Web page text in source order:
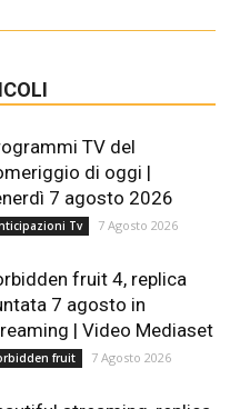
TV del
di oggi |
7 agosto 2026
Tv 7 Agosto 2026
fruit 4, replica
7 agosto in
| Video Mediaset
fruit 7 Agosto 2026